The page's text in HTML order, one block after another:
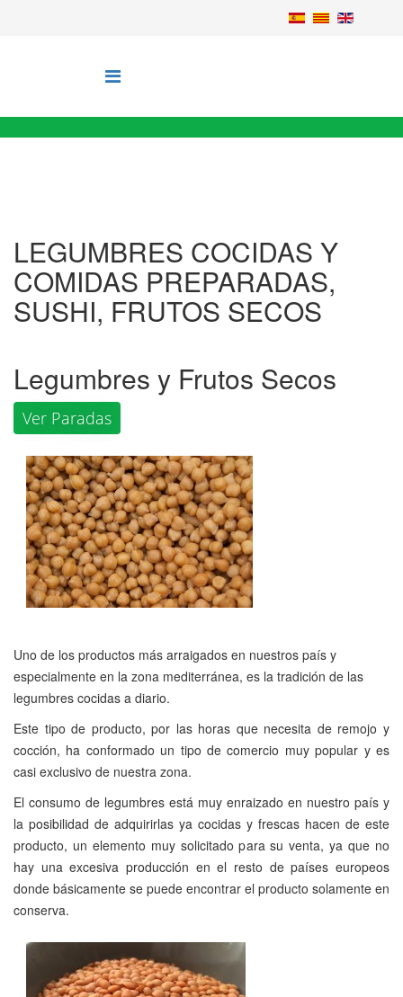
LEGUMBRES COCIDAS Y
COMIDAS PREPARADAS,
SUSHI, FRUTOS SECOS
Legumbres y Frutos Secos
Ver Paradas
Uno de los productos más arraigados en nuestros país y
especialmente en la zona mediterránea, es la tradición de las
legumbres cocidas a diario.
Este tipo de producto, por las horas que necesita de remojo y
cocción, ha conformado un tipo de comercio muy popular y es
casi exclusivo de nuestra zona.
El consumo de legumbres está muy enraizado en nuestro país y
la posibilidad de adquirirlas ya cocidas y frescas hacen de este
producto, un elemento muy solicitado para su venta, ya que no
hay una excesiva producción en el resto de países europeos
donde básicamente se puede encontrar el producto solamente en
conserva.